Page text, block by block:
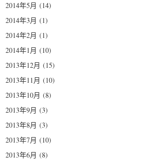
2014年5月 (14)
2014年3月 (1)
2014年2月 (1)
2014年1月 (10)
2013年12月 (15)
2013年11月 (10)
2013年10月 (8)
2013年9月 (3)
2013年8月 (3)
2013年7月 (10)
2013年6月 (8)